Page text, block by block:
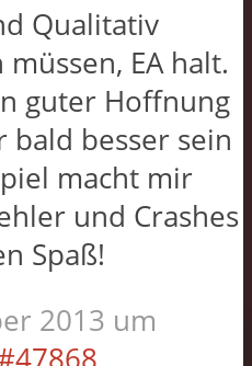
Qualitativ
müssen, EA halt.
guter Hoffnung
bald besser sein
macht mir
und Crashes
Spaß!
2013 um